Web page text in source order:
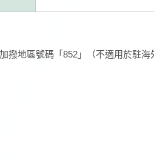
撥地區號碼「852」（不適用於駐海